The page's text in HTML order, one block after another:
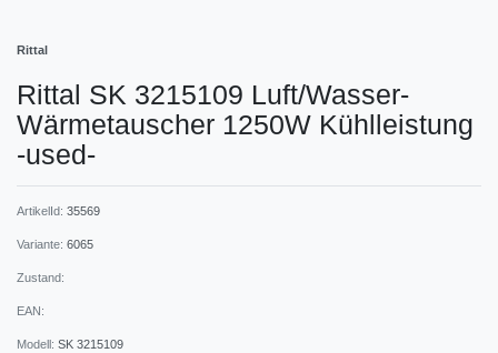
Rittal
Rittal SK 3215109 Luft/Wasser-
Wärmetauscher 1250W Kühlleistung
-used-
ArtikelId: 35569
Variante: 6065
Zustand:
EAN:
Modell: SK 3215109